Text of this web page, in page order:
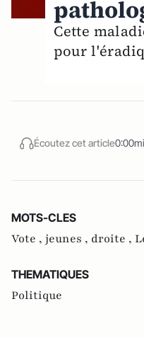
Cette
pour
Écoutez cet article
MOTS-CLES
Vote , jeunes , droite ,
THEMATIQUES
Politique